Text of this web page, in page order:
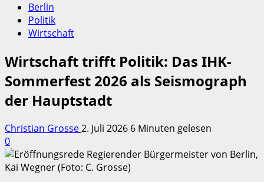
Berlin
Politik
Wirtschaft
Wirtschaft trifft Politik: Das IHK-
Sommerfest 2026 als Seismograph
der Hauptstadt
Christian Grosse2. Juli 2026 6 Minuten gelesen
0